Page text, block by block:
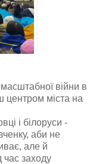
війни в
центром міста на
і білоруси -
аби не
але й
час заходу